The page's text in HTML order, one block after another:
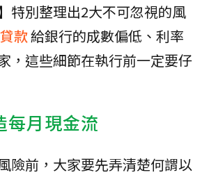
特別整理出2大不可忽視的風
貸款給銀行的成數偏低、利率
，這些細節在執行前一定要仔
每月現金流
險前，大家要先弄清楚何謂以